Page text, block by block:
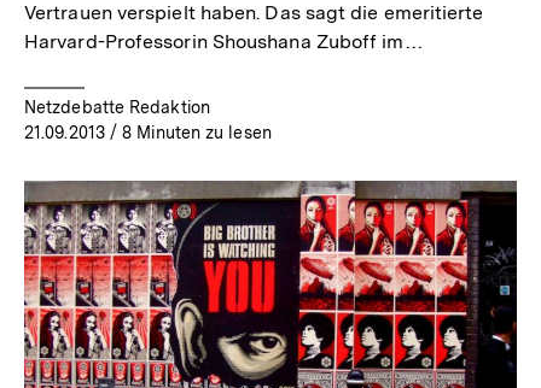
Vertrauen verspielt haben. Das sagt die emeritierte
Harvard-Professorin Shoushana Zuboff im…
Netzdebatte Redaktion
21.09.2013/ 8 Minuten zu lesen